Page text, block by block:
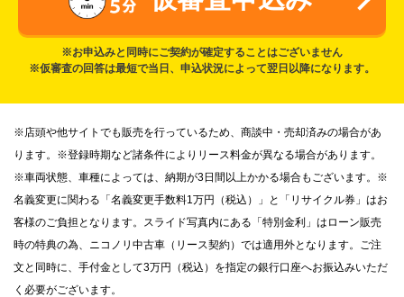
※お申込みと同時にご契約が確定することはございません
※仮審査の回答は最短で当日、申込状況によって翌日以降になります。
※店頭や他サイトでも販売を行っているため、商談中・売却済みの場合があ
ります。※登録時期など諸条件によりリース料金が異なる場合があります。
※車両状態、車種によっては、納期が3日間以上かかる場合もございます。※
名義変更に関わる「名義変更手数料1万円（税込）」と「リサイクル券」はお
客様のご負担となります。スライド写真内にある「特別金利」はローン販売
時の特典の為、ニコノリ中古車（リース契約）では適用外となります。ご注
文と同時に、手付金として3万円（税込）を指定の銀行口座へお振込みいただ
く必要がございます。